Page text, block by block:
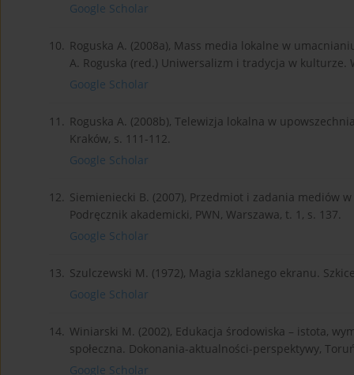
Google Scholar
10. Roguska A. (2008a), Mass media lokalne w
A. Roguska (red.) Uniwersalizm i tradycja w kulturze.
Google Scholar
11. Roguska A. (2008b), Telewizja lokalna w
Kraków, s. 111-112.
Google Scholar
12. Siemieniecki B. (2007), Przedmiot i zadania mediów
Podręcznik akademicki, PWN, Warszawa, t. 1, s. 137.
Google Scholar
13. Szulczewski M. (1972), Magia szklanego ekranu.
Google Scholar
14. Winiarski M. (2002), Edukacja środowiska – istota,
społeczna. Dokonania-aktualności-perspektywy,
Google Scholar